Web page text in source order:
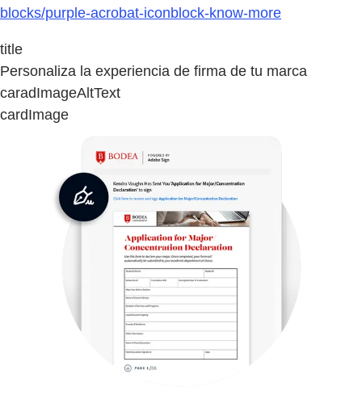
blocks/purple-acrobat-iconblock-know-more
title
Personaliza la experiencia de firma de tu marca
caradImageAltText
cardImage